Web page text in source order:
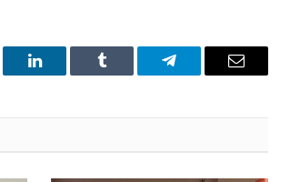
LinkedIn Tumblr Telegram Email